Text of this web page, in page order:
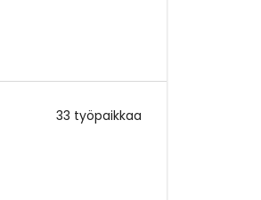
33 työpaikkaa